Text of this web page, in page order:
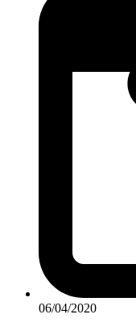
06/04/2020